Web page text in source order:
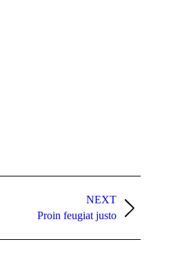
NEXT
Proin feugiat justo